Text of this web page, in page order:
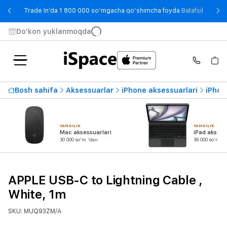
Trade In’da 1 800 000 so‘mgacha qo‘shimcha foyda Batafsil -
Do'kon yuklanmoqda
Bosh sahifa Aksessuarlar iPhone aksessuarlari
YANGILIK
Mac aksessuarlari
30 000 so'm 'dan
YANGILIK
iPad
39 000 so'm
APPLE USB-C to Lightning Cable ,
White, 1m
SKU: MUQ93ZM/A